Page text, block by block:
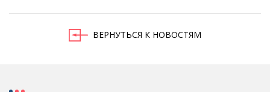
ВЕРНУТЬСЯ К НОВОСТЯМ